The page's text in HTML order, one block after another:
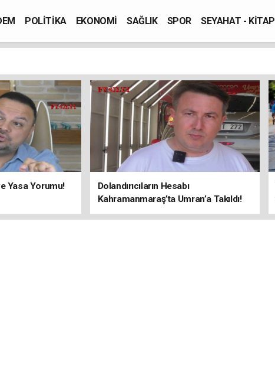
POLİTİKA EKONOMİ SAĞLIK SPOR SEYAHAT - KİTAP
Yasa Yorumu!
Dolandırıcıların Hesabı
Kahramanmaraş’ta Umran’a Takıldı!